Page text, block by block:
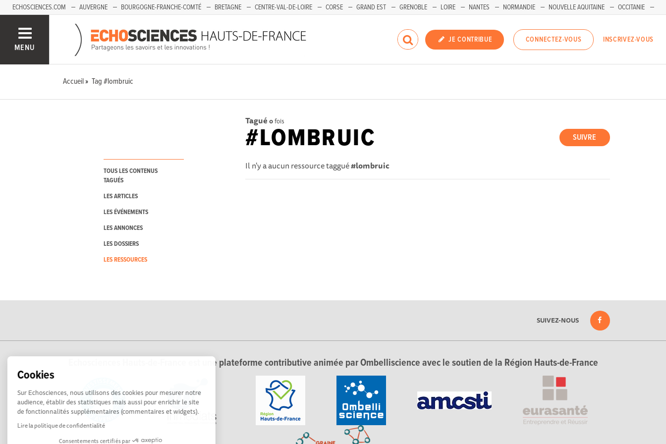
Cookies
Sur Echosciences, nous utilisons des cookies pour mesurer notre
audience, établir des statistiques mais aussi pour enrichir le site
de fonctionnalités supplémentaires (commentaires et widgets).
Lire la politique de confidentialité
Consentements certifiés par
ECHOSCIENCES.COM AUVERGNE BOURGOGNE-FRANCHE-COMTÉ BRETAGNE CENTRE-VAL-DE-LOIRE CORSE GRAND EST GRENOBLE LOIRE NANTES NORMANDIE NOUVELLE AQUITAINE
OCCITANIE
SAVOIE MONT-BLANC
MENU
JE CONTRIBUE CONNECTEZ-VOUS INSCRIVEZ-VOUS
Accueil Tag #lombruic
TOUS LES CONTENUS
TAGUÉS
LES ARTICLES
LES ÉVÉNEMENTS
LES ANNONCES
LES DOSSIERS
LES RESSOURCES
Tagué 0fois
SUIVRE
#LOMBRUIC
Il n'y a aucun ressource taggué#lombruic
SUIVEZ-NOUS
Echosciences Hauts-de-France est une plateforme contributive animée par Ombelliscience avec le soutien de la Région Hauts-de-France